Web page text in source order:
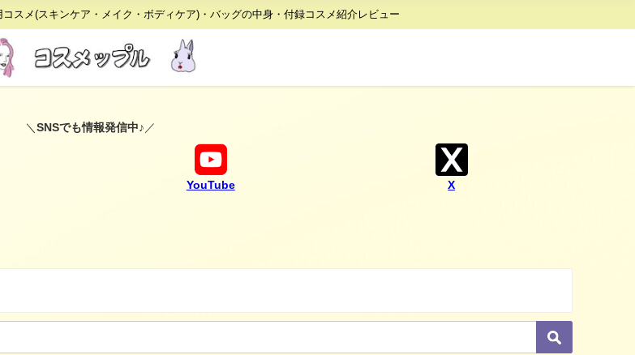
スメ(スキンケア・メイク・ボディケア)・バッグの中身・付録コスメ紹介レビュー
＼ SNSでも情報発信中♪ ／
YouTube X